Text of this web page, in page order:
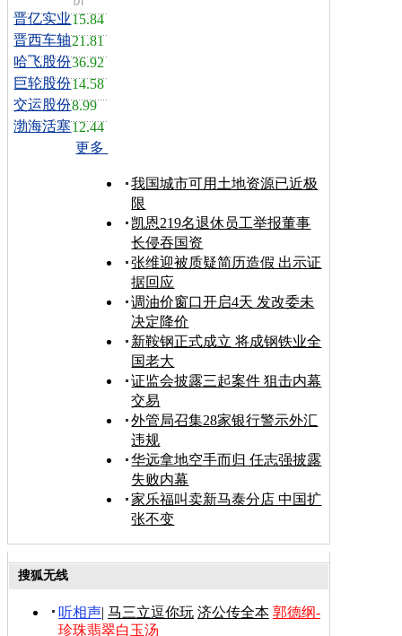
晋亿实业15.84
晋西车轴21.81
哈飞股份36.92
巨轮股份14.58
交运股份8.99
渤海活塞12.44
更多
我国城市可用土地资源已近极
限
凯恩219名退休员工举报董事
长侵吞国资
张维迎被质疑简历造假 出示证
据回应
调油价窗口开启4天 发改委未
决定降价
新鞍钢正式成立 将成钢铁业全
国老大
证监会披露三起案件 狙击内幕
交易
外管局召集28家银行警示外汇
违规
华远拿地空手而归 任志强披露
失败内幕
家乐福叫卖新马泰分店 中国扩
张不变
搜狐无线
听相声| 马三立逗你玩 济公传全本 郭德纲-
珍珠翡翠白玉汤